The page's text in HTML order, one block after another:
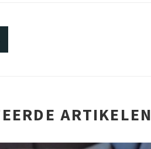
ARTIKELEN